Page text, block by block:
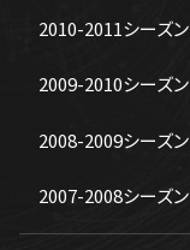
2010-2011シーズン
2009-2010シーズン
2008-2009シーズン
2007-2008シーズン